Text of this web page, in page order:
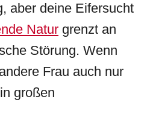
aber deine Eifersucht
Natur grenzt an
Störung. Wenn
Frau auch nur
großen